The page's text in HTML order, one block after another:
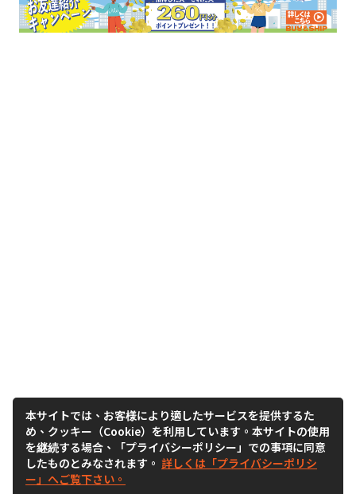
本サイトでは、お客様により適したサービスを提供するた
め、クッキー（Cookie）を利用しています。本サイトの使用
を継続する場合、「プライバシーポリシー」での事項に同意
したものとみなされます。 詳しくは「プライバシーポリシ
ー」へご覧下さい。